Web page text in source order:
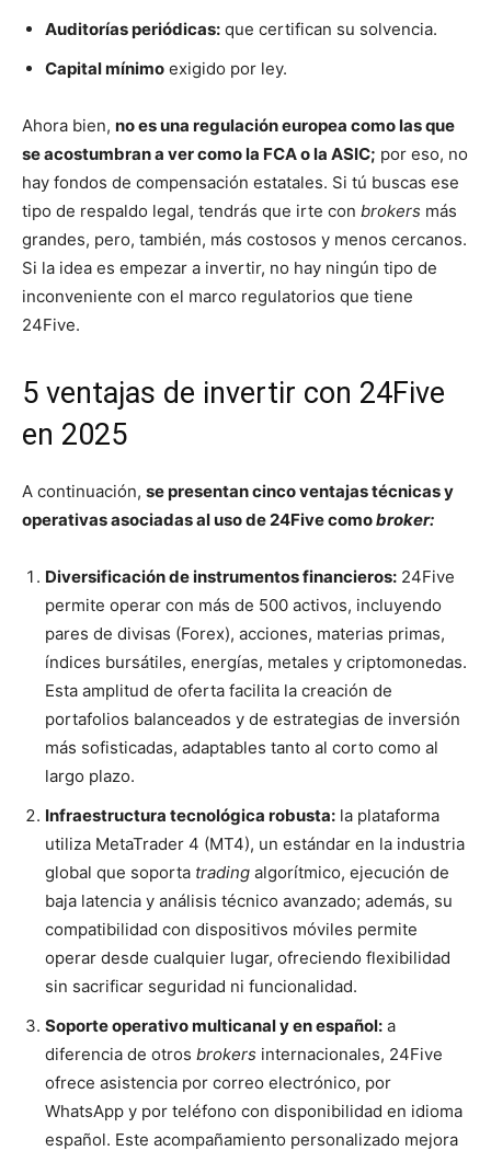
Auditorías periódicas: que certifican su solvencia.
Capital mínimo exigido por ley.
Ahora bien, no es una regulación europea como las que
se acostumbran a ver como la FCA o la ASIC; por eso, no
hay fondos de compensación estatales. Si tú buscas ese
tipo de respaldo legal, tendrás que irte con brokers más
grandes, pero, también, más costosos y menos cercanos.
Si la idea es empezar a invertir, no hay ningún tipo de
inconveniente con el marco regulatorios que tiene
24Five.
5 ventajas de invertir con 24Five
en 2025
A continuación, se presentan cinco ventajas técnicas y
operativas asociadas al uso de 24Five comobroker:
Diversificación de instrumentos financieros: 24Five
permite operar con más de 500 activos, incluyendo
pares de divisas (Forex), acciones, materias primas,
índices bursátiles, energías, metales y criptomonedas.
Esta amplitud de oferta facilita la creación de
portafolios balanceados y de estrategias de inversión
más sofisticadas, adaptables tanto al corto como al
largo plazo.
Infraestructura tecnológica robusta: la plataforma
utiliza MetaTrader 4 (MT4), un estándar en la industria
global que soporta trading algorítmico, ejecución de
baja latencia y análisis técnico avanzado; además, su
compatibilidad con dispositivos móviles permite
operar desde cualquier lugar, ofreciendo flexibilidad
sin sacrificar seguridad ni funcionalidad.
Soporte operativo multicanal y en español: a
diferencia de otros brokers internacionales, 24Five
ofrece asistencia por correo electrónico, por
WhatsApp y por teléfono con disponibilidad en idioma
español. Este acompañamiento personalizado mejora